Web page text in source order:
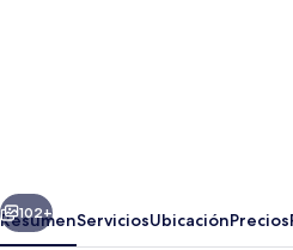
Siguiente
102+
ResumenServiciosUbicaciónPrecios